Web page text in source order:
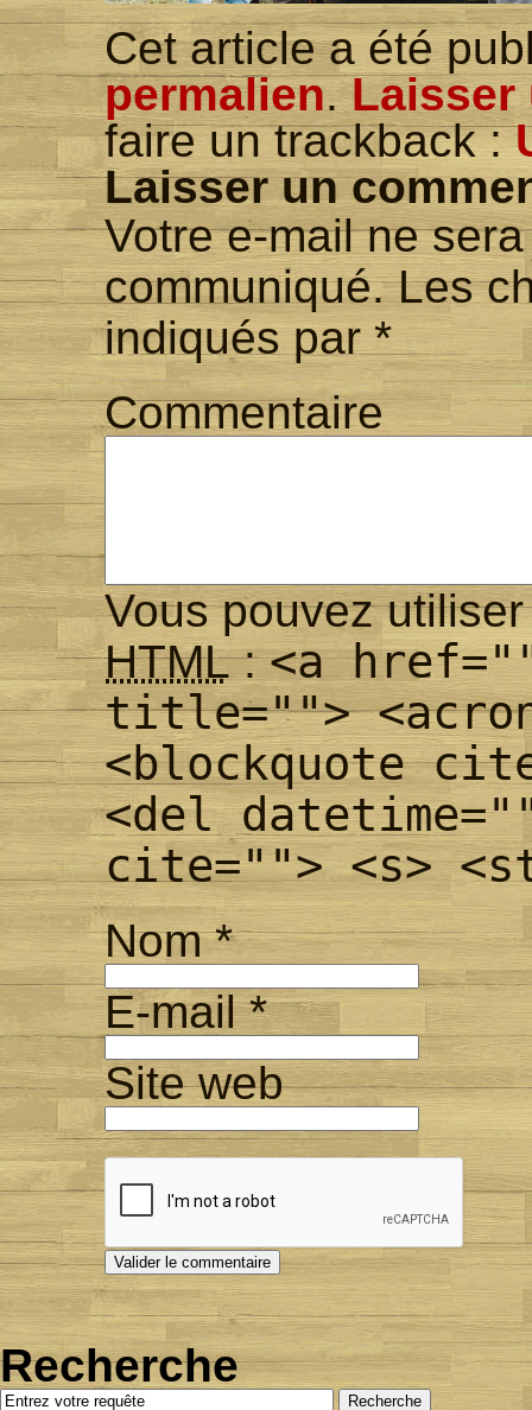
Cet article a été
permalien.Laisser
faire un trackback :
Laisser un
Votre e-mail ne
communiqué. Les
indiqués par *
Commentaire
Vous pouvez
HTML: <a
title="">
<blockquote
<del
cite=""> <s>
Nom *
E-mail *
Site web
Recherche